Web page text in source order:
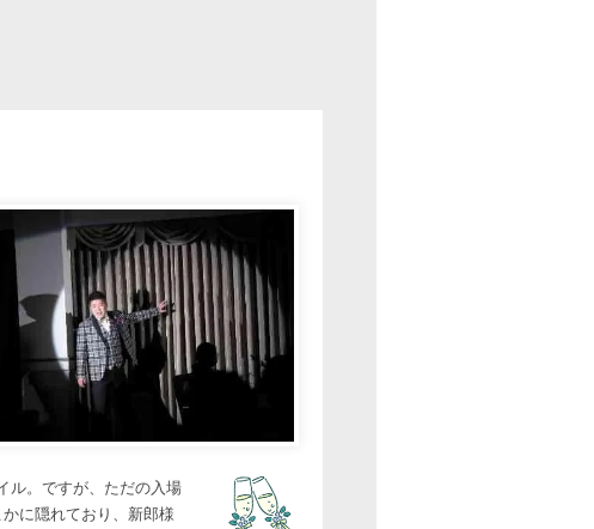
ル。ですが、ただの入場
に隠れており、新郎様